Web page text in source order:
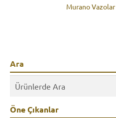
Murano Vazolar
Ara
Öne Çıkanlar